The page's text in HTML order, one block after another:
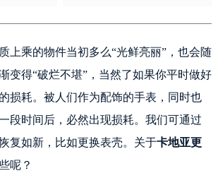
上乘的物件当初多么“光鲜亮丽”，也会随
变得“破烂不堪”，当然了如果你平时做好
损耗。被人们作为配饰的手表，同时也
段时间后，必然出现损耗。我们可通过
复如新，比如更换表壳。关于卡地亚更
呢？